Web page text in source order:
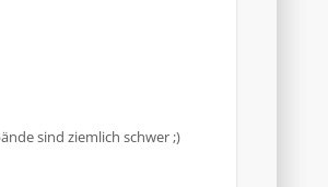
sind ziemlich schwer ;)